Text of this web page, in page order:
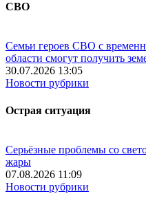
СВО
Семьи героев СВО с
области смогут получить
30.07.2026 13:05
Новости рубрики
Острая ситуация
Серьёзные проблемы со
жары
07.08.2026 11:09
Новости рубрики